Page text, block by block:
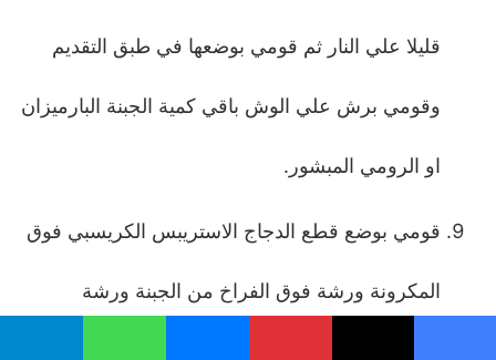
قليلا علي النار ثم قومي بوضعها في طبق التقديم
وقومي برش علي الوش باقي كمية الجبنة البارميزان
او الرومي المبشور.
قومي بوضع قطع الدجاج الاستريبس الكريسبي فوق
المكرونة ورشة فوق الفراخ من الجبنة ورشة